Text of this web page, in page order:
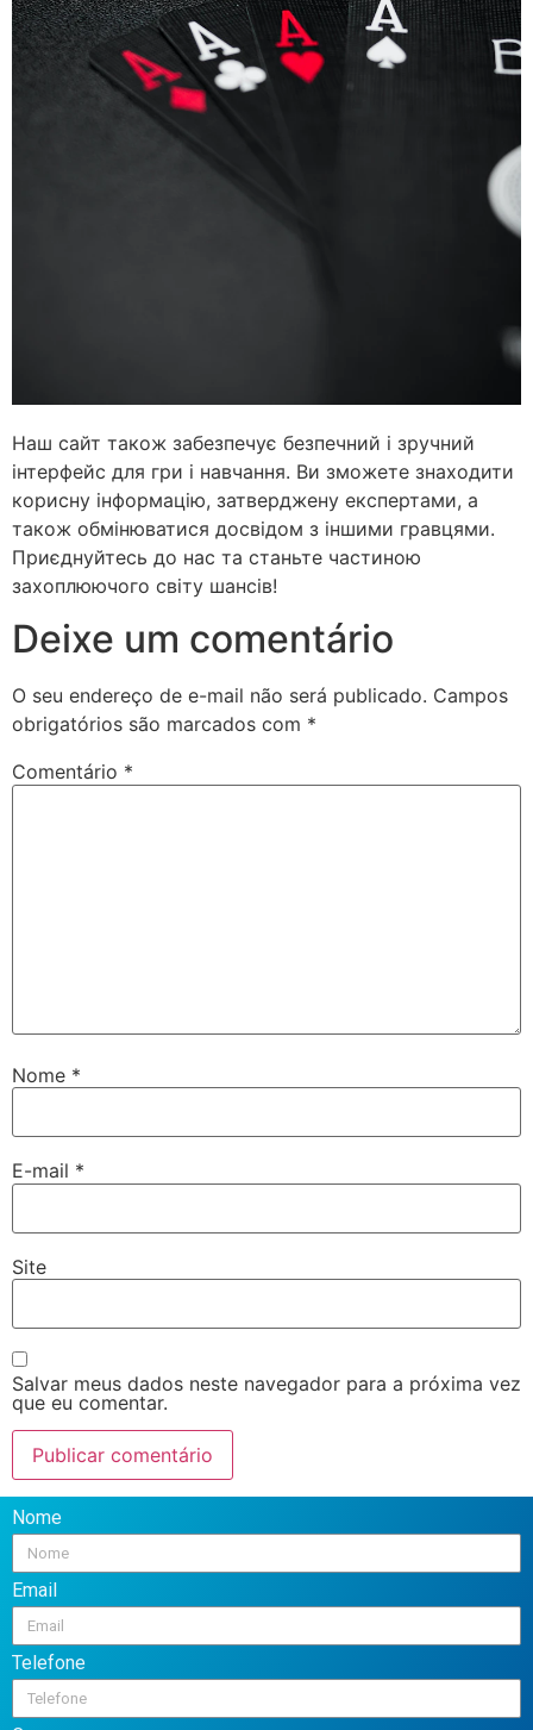
Наш сайт також забезпечує безпечний і зручний
інтерфейс для гри і навчання. Ви зможете знаходити
корисну інформацію, затверджену експертами, а
також обмінюватися досвідом з іншими гравцями.
Приєднуйтесь до нас та станьте частиною
захоплюючого світу шансів!
Deixe um comentário
O seu endereço de e-mail não será publicado. Campos
obrigatórios são marcados com *
Comentário *
Nome *
E-mail *
Site
Salvar meus dados neste navegador para a próxima vez
que eu comentar.
Nome
Email
Telefone